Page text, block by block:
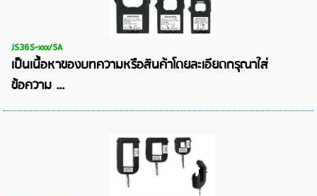
JS36S-xxx/5A
เป็นเนื้อหาของบทความหรือสินค้าโดยละเอียดกรุณาใส่
ข้อความ …